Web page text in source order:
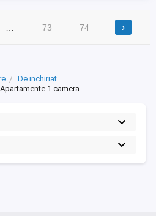
73 74 ›
De inchiriat
Apartamente 1 camera